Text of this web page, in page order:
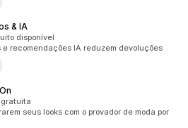
& IA
disponível
e recomendações IA reduzem devoluções
seus looks com o provador de moda por